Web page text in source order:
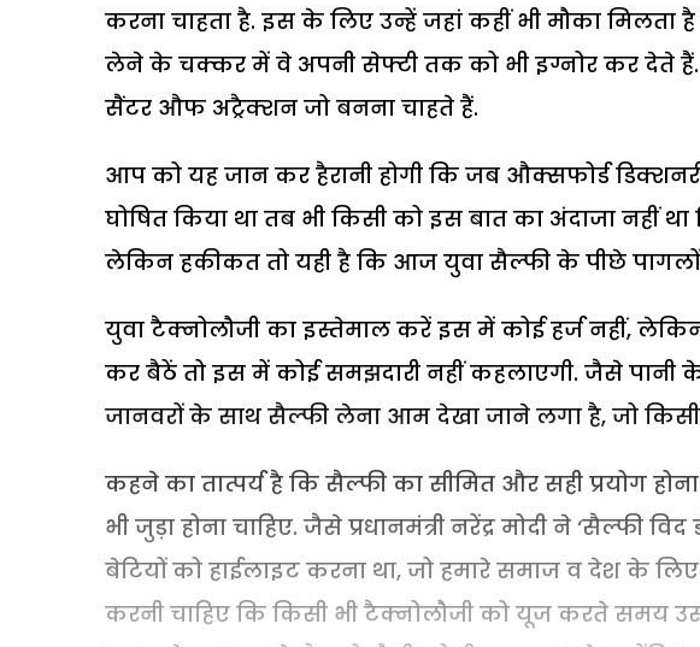
करना चाहता है. इस के लिए उन्हें जहां कहीं भी मौका
लेने के चक्कर में वे अपनी सेफ्टी तक को भी इग्नोर कर देते
सैंटर औफ अट्रैक्शन जो बनना चाहते हैं.
आप को यह जान कर हैरानी होगी कि जब औक्सफोर्ड
घोषित किया था तब भी किसी को इस बात का अंदाजा नहीं
लेकिन हकीकत तो यही है कि आज युवा सैल्फी के पीछे
युवा टैक्नोलौजी का इस्तेमाल करें इस में कोई हर्ज नहीं,
कर बैठें तो इस में कोई समझदारी नहीं कहलाएगी. जैसे पानी
जानवरों के साथ सैल्फी लेना आम देखा जाने लगा है, जो
कहने का तात्पर्य है कि सैल्फी का सीमित और सही प्रयोग
भी जुड़ा होना चाहिए. जैसे प्रधानमंत्री नरेंद्र मोदी ने ‘सैल्फी
बेटियों को हाईलाइट करना था, जो हमारे समाज व देश के
करनी चाहिए कि किसी भी टैक्नोलौजी को यूज करते समय